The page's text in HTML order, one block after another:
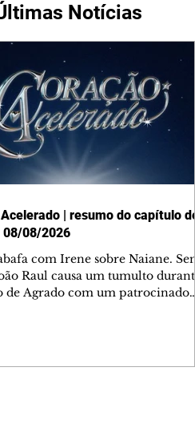
Notícias
| resumo do capítulo de
08/08/2026
com Irene sobre Naiane. Sem
Raul causa um tumulto durante
de Agrado com um patrocinador.